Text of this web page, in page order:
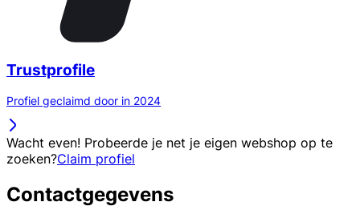
Trustprofile
Profiel geclaimd door in 2024
Wacht even! Probeerde je net je eigen webshop op te
zoeken?Claim profiel
Contactgegevens